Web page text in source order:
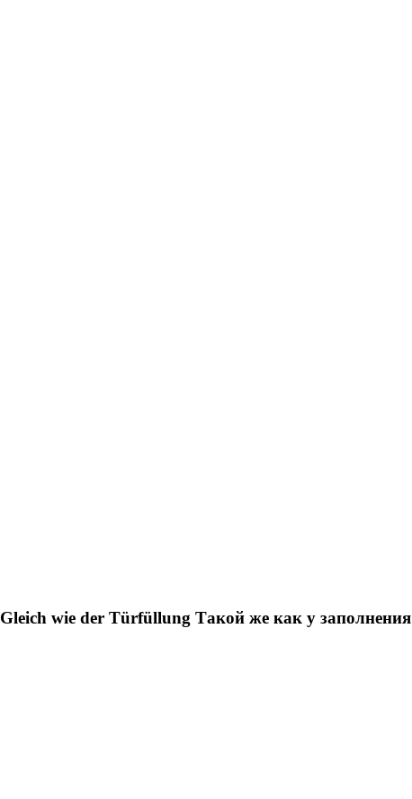
Gleich wie der Türfüllung Такой же как у заполнения